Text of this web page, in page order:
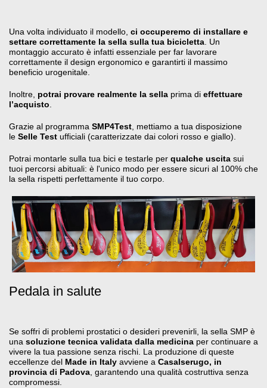
Una volta individuato il modello, ci occuperemo di installare e
settare correttamente la sella sulla tua bicicletta. Un
montaggio accurato è infatti essenziale per far lavorare
correttamente il design ergonomico e garantirti il massimo
beneficio urogenitale.
Inoltre, potrai provare realmente la sella prima di effettuare
l’acquisto.
Grazie al programma SMP4Test, mettiamo a tua disposizione
le Selle Test ufficiali (caratterizzate dai colori rosso e giallo).
Potrai montarle sulla tua bici e testarle per qualche uscita sui
tuoi percorsi abituali: è l'unico modo per essere sicuri al 100% che
la sella rispetti perfettamente il tuo corpo.
Pedala in salute
Se soffri di problemi prostatici o desideri prevenirli, la sella SMP è
una soluzione tecnica validata dalla medicina per continuare a
vivere la tua passione senza rischi. La produzione di queste
eccellenze del Made in Italy avviene a Casalserugo, in
provincia di Padova , garantendo una qualità costruttiva senza
compromessi